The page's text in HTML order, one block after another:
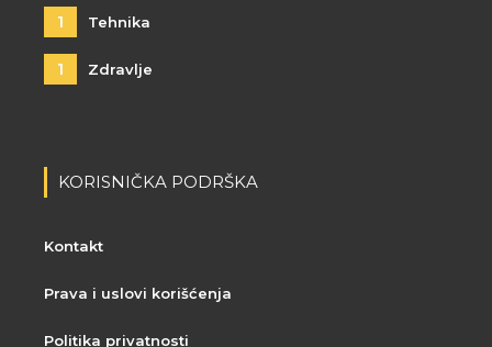
1 Tehnika
1 Zdravlje
KORISNIČKA PODRŠKA
Kontakt
Prava i uslovi korišćenja
Politika privatnosti